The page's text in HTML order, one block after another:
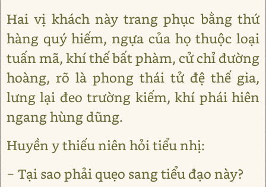
Hai vị khách này trang phục bằng thứ
hàng quý hiếm, ngựa của họ thuộc loại
tuấn mã, khí thế bất phàm, cử chỉ đường
hoàng, rõ là phong thái tử đệ thế gia,
lưng lại đeo trường kiếm, khí phái hiên
ngang hùng dũng.
Huyền y thiếu niên hỏi tiểu nhị:
− Tại sao phải quẹo sang tiểu đạo này?